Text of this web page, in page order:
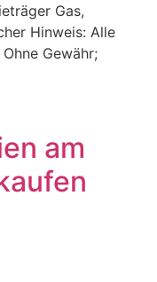
Gas,
Hinweis: Alle
Gewähr;
am